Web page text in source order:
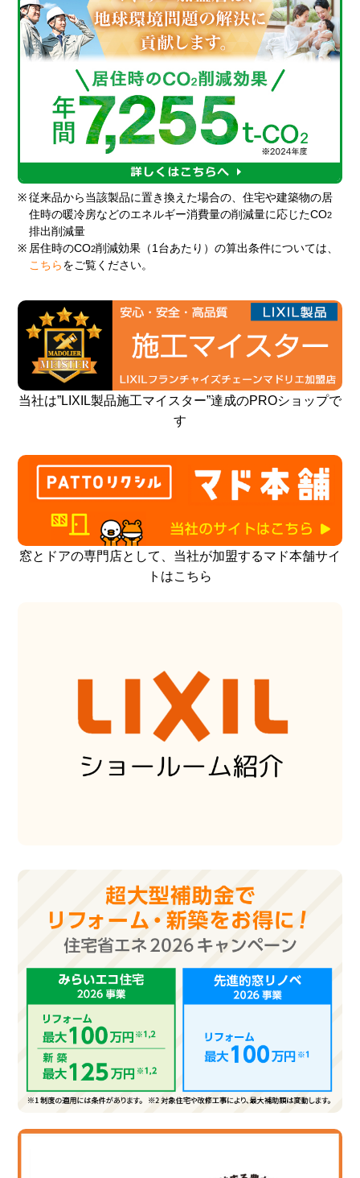
※ 従来品から当該製品に置き換えた場合の、住宅や建築物の居
住時の暖冷房などのエネルギー消費量の削減量に応じたCO2
排出削減量
※ 居住時のCO2削減効果（1台あたり）の算出条件については、
こちら をご覧ください。
当社は”LIXIL製品施工マイスター”達成のPROショップで
す
窓とドアの専門店として、当社が加盟するマド本舗サイ
トはこちら